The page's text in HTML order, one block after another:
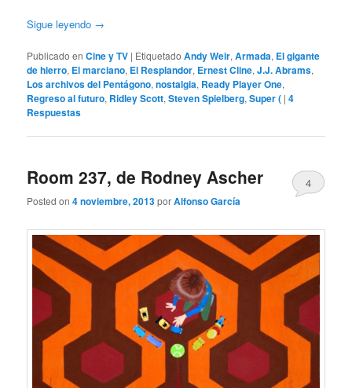
Sigue leyendo →
Publicado en Cine y TV | Etiquetado Andy Weir,Armada, El gigante
de hierro, El marciano, El Resplandor, Ernest Cline,J.J. Abrams,
Los archivos del Pentágono,nostalgia, Ready Player One,
Regreso al futuro, Ridley Scott,Steven Spielberg,Super ( |4
Respuestas
Room 237, de Rodney Ascher
Posted on4 noviembre, 2013porAlfonso García
4